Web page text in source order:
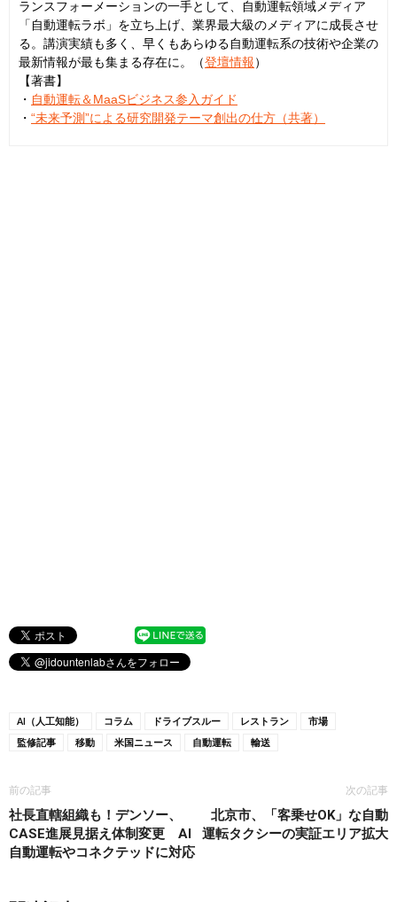
ランスフォーメーションの一手として、自動運転領域メディア
「自動運転ラボ」を立ち上げ、業界最大級のメディアに成長させ
る。講演実績も多く、早くもあらゆる自動運転系の技術や企業の
最新情報が最も集まる存在に。（登壇情報）
【著書】
・ 自動運転＆MaaSビジネス参入ガイド
・ “未来予測”による研究開発テーマ創出の仕方（共著）
AI（人工知能） コラム ドライブスルー レストラン
市場
監修記事
移動 米国ニュース 自動運転 輸送
前の記事
社長直轄組織も！デンソー、
CASE進展見据え体制変更 AI
自動運転やコネクテッドに対応
次の記事
北京市、「客乗せOK」な自動
運転タクシーの実証エリア拡大